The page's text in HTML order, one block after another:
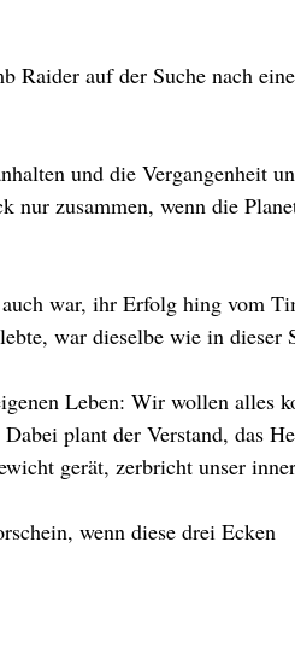
Raider auf der Suche nach
und die Vergangenheit
nur zusammen, wenn die
war, ihr Erfolg hing vom
war dieselbe wie in dieser
Leben: Wir wollen alles
plant der Verstand, das
gerät, zerbricht unser
wenn diese drei Ecken